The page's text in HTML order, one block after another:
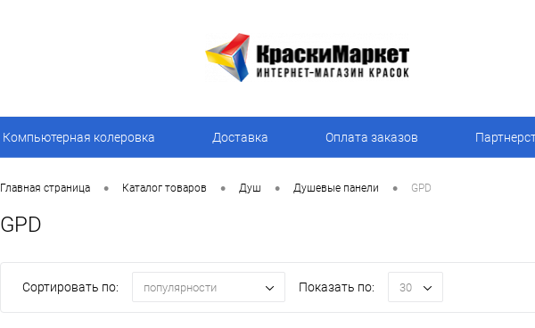
Компьютерная колеровка Доставка Оплата заказов
Главная страница • Каталог товаров • Душ • Душевые панели • GPD
GPD
Сортировать по: популярности Показать по: 30